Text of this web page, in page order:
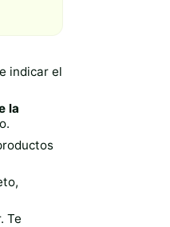
indicar el
la
Te